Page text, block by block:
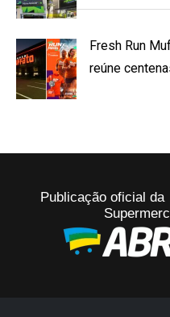
Fresh Run
reúne
Publicação oficial